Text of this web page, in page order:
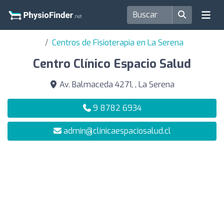
Centros de Fisioterapia en La Serena
Centro Clínico Espacio Salud
Av. Balmaceda 4271, , La Serena
9 8782 6934
admin@clinicaespaciosalud.cl